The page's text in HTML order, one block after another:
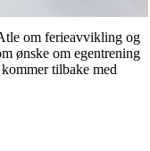
om ferieavvikling og
ønske om egentrening
tilbake med